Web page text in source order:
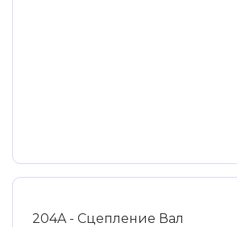
204A - Сцепление Вал